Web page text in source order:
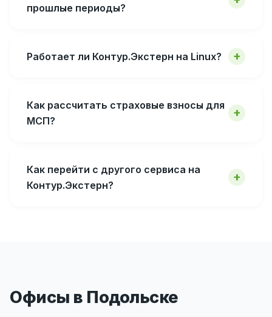
прошлые периоды?
Работает ли Контур.Экстерн на Linux?
Как рассчитать страховые взносы для
МСП?
Как перейти с другого сервиса на
Контур.Экстерн?
Офисы в Подольске